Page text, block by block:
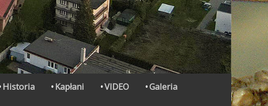
Historia Kapłani VIDEO Galeria